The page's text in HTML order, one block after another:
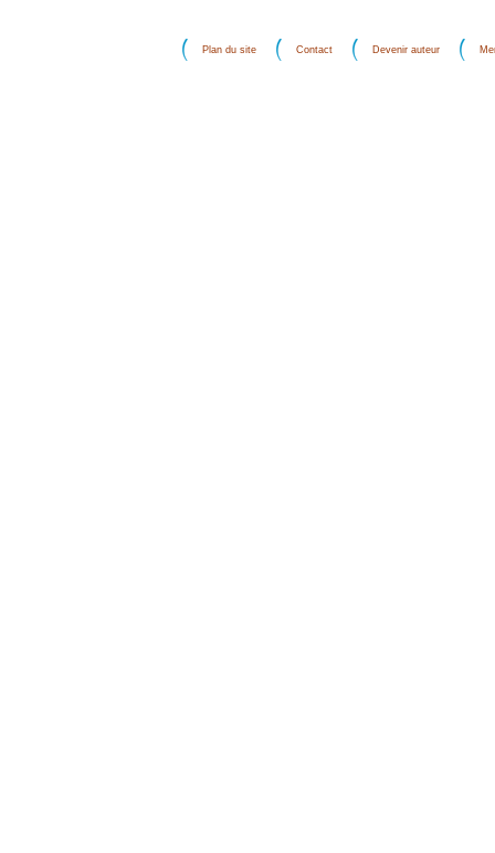
Plan du site Contact Devenir auteur